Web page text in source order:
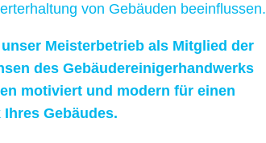
von Gebäuden beeinflussen.
Meister­betrieb als Mitglied der
des Gebäude­reiniger­handwerks
motiviert und modern für einen
Gebäudes.